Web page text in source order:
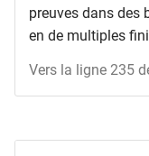
preuves dans des
en de multiples
Vers la ligne 235